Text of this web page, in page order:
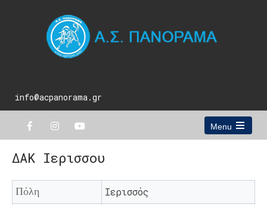
info@acpanorama.gr
Menu
Open
ΔΑΚ Ιερισσου
Πόλη Ιερισσός